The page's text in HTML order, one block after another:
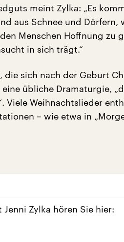
meint Zylka: „Es
aus Schnee und Dörfern,
Menschen Hoffnung zu
in sich trägt.“
die sich nach der Geburt
übliche Dramaturgie,
Viele Weihnachtslieder
– wie etwa in
Zylka hören Sie hier: